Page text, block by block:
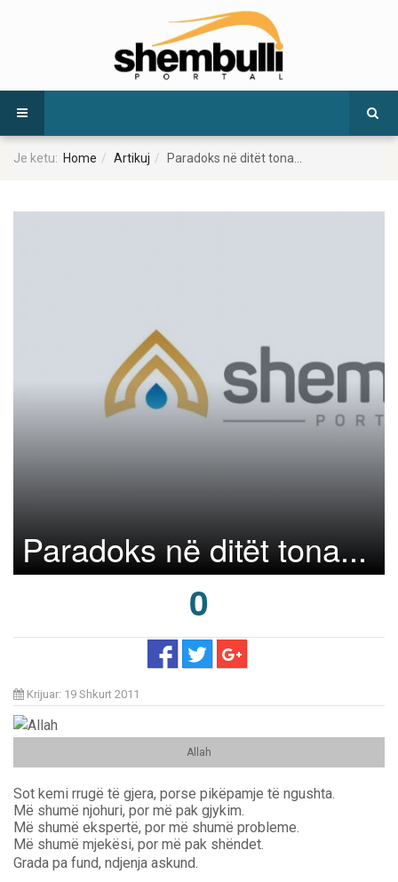
Je ketu: Home Artikuj Paradoks në ditët tona...
Paradoks në ditët tona...
0
Krijuar: 19 Shkurt 2011
Allah
Sot kemi rrugë të gjera, porse pikëpamje të ngushta.
Më shumë njohuri, por më pak gjykim.
Më shumë ekspertë, por më shumë probleme.
Më shumë mjekësi, por më pak shëndet.
Grada pa fund, ndjenja askund.